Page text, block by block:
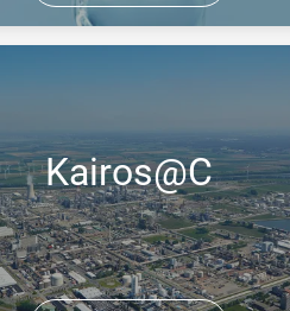
solaire/éolienne.
Kairos@C